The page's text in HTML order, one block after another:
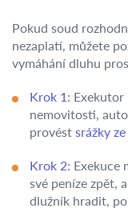
Pokud soud
nezaplatí, můžete
vymáhání dluhu
Krok 1 : Exekutor
nemovitosti,
provést srážky
Krok 2: Exekuce
své peníze zpět,
dlužník hradit,